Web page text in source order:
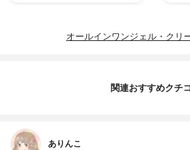
オールインワンジェル・クリ
関連おすすめクチ
ありんこ